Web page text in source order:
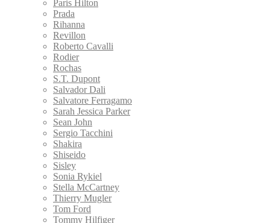
Paris Hilton
Prada
Rihanna
Revillon
Roberto Cavalli
Rodier
Rochas
S.T. Dupont
Salvador Dali
Salvatore Ferragamo
Sarah Jessica Parker
Sean John
Sergio Tacchini
Shakira
Shiseido
Sisley
Sonia Rykiel
Stella McCartney
Thierry Mugler
Tom Ford
Tommy Hilfiger